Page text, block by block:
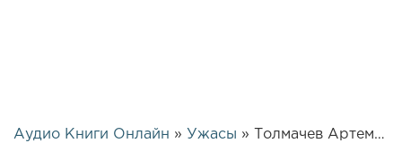
Аудио Книги Онлайн » Ужасы » Толмачев Артем – История смотрителя | 26037